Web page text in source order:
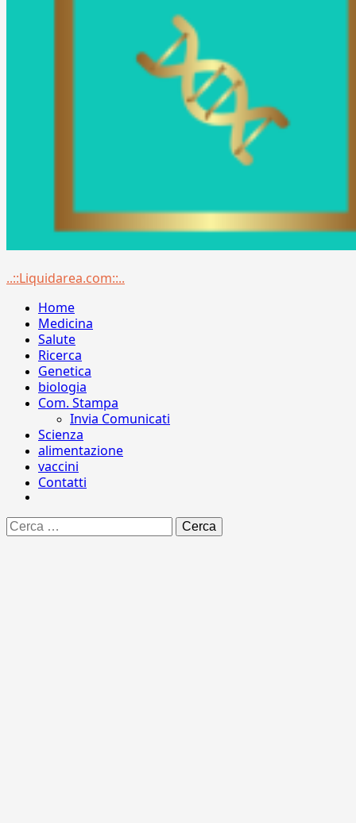
Menu
..::Liquidarea.com::..
Home
Medicina
Salute
Ricerca
Genetica
biologia
Com. Stampa
Invia Comunicati
Scienza
alimentazione
vaccini
Contatti
Ricerca
per: